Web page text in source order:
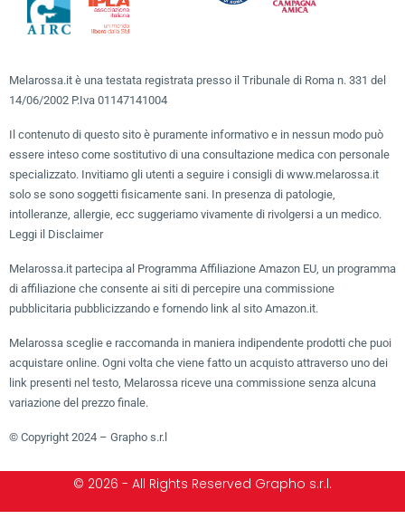
Melarossa.it è una testata registrata presso il Tribunale di Roma n. 331 del
14/06/2002 P.Iva 01147141004
Il contenuto di questo sito è puramente informativo e in nessun modo può
essere inteso come sostitutivo di una consultazione medica con personale
specializzato. Invitiamo gli utenti a seguire i consigli di www.melarossa.it
solo se sono soggetti fisicamente sani. In presenza di patologie,
intolleranze, allergie, ecc suggeriamo vivamente di rivolgersi a un medico.
Leggi il Disclaimer
Melarossa.it partecipa al Programma Affiliazione Amazon EU, un programma
di affiliazione che consente ai siti di percepire una commissione
pubblicitaria pubblicizzando e fornendo link al sito Amazon.it.
Melarossa sceglie e raccomanda in maniera indipendente prodotti che puoi
acquistare online. Ogni volta che viene fatto un acquisto attraverso uno dei
link presenti nel testo, Melarossa riceve una commissione senza alcuna
variazione del prezzo finale.
© Copyright 2024 – Grapho s.r.l
© 2026 - All Rights Reserved Grapho s.r.l.